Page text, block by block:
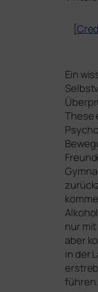
[
Ein
These
nur
aber
in der
füh­ren.